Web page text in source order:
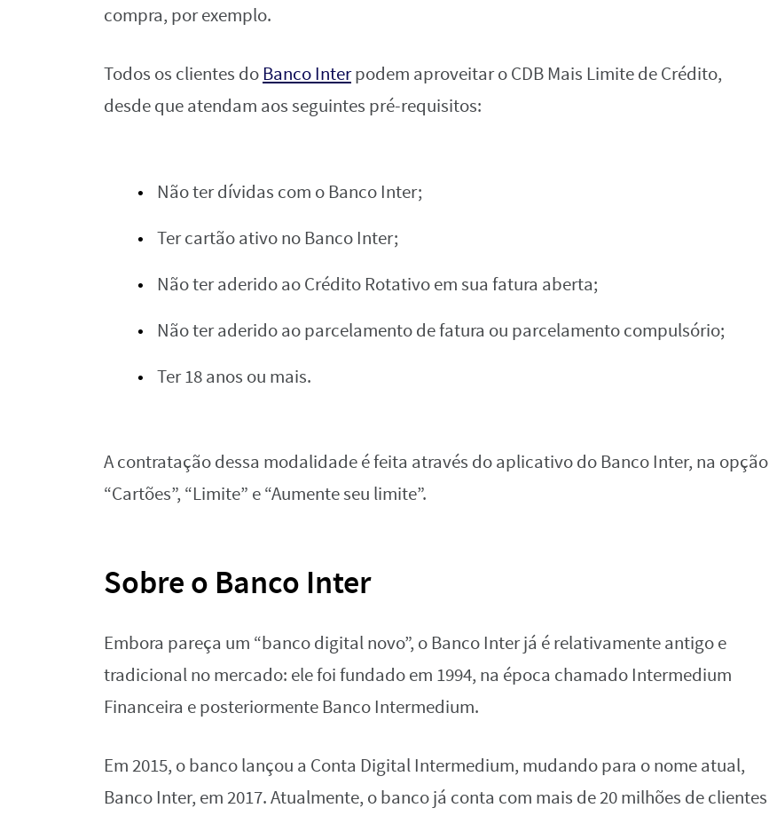
compra, por exemplo.
Todos os clientes doBanco Interpodem aproveitar o CDB Mais Limite de Crédito,
desde que atendam aos seguintes pré-requisitos:
Não ter dívidas com o Banco Inter;
Ter cartão ativo no Banco Inter;
Não ter aderido ao Crédito Rotativo em sua fatura aberta;
Não ter aderido ao parcelamento de fatura ou parcelamento compulsório;
Ter 18 anos ou mais.
A contratação dessa modalidade é feita através do aplicativo do Banco Inter, na opção
“Cartões”, “Limite” e “Aumente seu limite”.
Sobre o Banco Inter
Embora pareça um “banco digital novo”, o Banco Inter já é relativamente antigo e
tradicional no mercado: ele foi fundado em 1994, na época chamado Intermedium
Financeira e posteriormente Banco Intermedium.
Em 2015, o banco lançou a Conta Digital Intermedium, mudando para o nome atual,
Banco Inter, em 2017. Atualmente, o banco já conta com mais de 20 milhões de clientes